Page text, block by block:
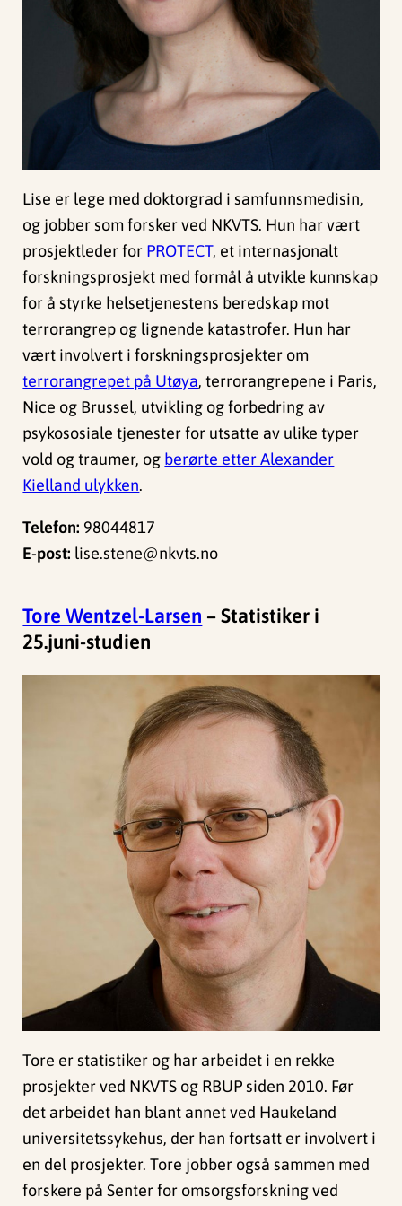
Lise er lege med doktorgrad i samfunnsmedisin,
og jobber som forsker ved NKVTS. Hun har vært
prosjektleder for PROTECT, et internasjonalt
forskningsprosjekt med formål å utvikle kunnskap
for å styrke helsetjenestens beredskap mot
terrorangrep og lignende katastrofer. Hun har
vært involvert i forskningsprosjekter om
terrorangrepet på Utøya, terrorangrepene i Paris,
Nice og Brussel, utvikling og forbedring av
psykososiale tjenester for utsatte av ulike typer
vold og traumer, og berørte etter Alexander
Kielland ulykken.
Telefon: 98044817
E-post: lise.stene@nkvts.no
Tore Wentzel-Larsen – Statistiker i
25.juni-studien
Tore er statistiker og har arbeidet i en rekke
prosjekter ved NKVTS og RBUP siden 2010. Før
det arbeidet han blant annet ved Haukeland
universitetssykehus, der han fortsatt er involvert i
en del prosjekter. Tore jobber også sammen med
forskere på Senter for omsorgsforskning ved